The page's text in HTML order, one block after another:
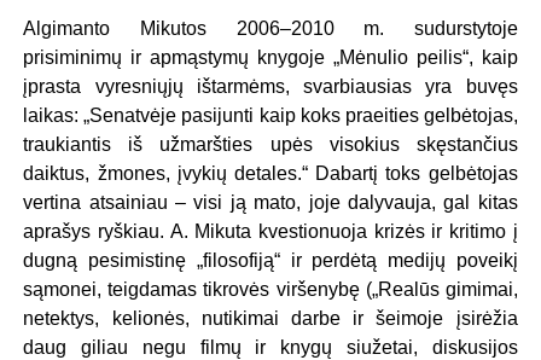
Algimanto Mikutos 2006–2010 m. sudurstytoje
prisiminimų ir apmąstymų knygoje „Mėnulio peilis“, kaip
įprasta vyresniųjų ištarmėms, svarbiausias yra buvęs
laikas: „Senatvėje pasijunti kaip koks praeities gelbėtojas,
traukiantis iš užmaršties upės visokius skęstančius
daiktus, žmones, įvykių detales.“ Dabartį toks gelbėtojas
vertina atsainiau – visi ją mato, joje dalyvauja, gal kitas
aprašys ryškiau. A. Mikuta kvestionuoja krizės ir kritimo į
dugną pesimistinę „filosofiją“ ir perdėtą medijų poveikį
sąmonei, teigdamas tikrovės viršenybę („Realūs gimimai,
netektys, kelionės, nutikimai darbe ir šeimoje įsirėžia
daug giliau negu filmų ir knygų siužetai, diskusijos